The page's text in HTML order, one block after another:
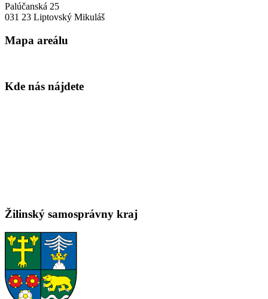
Palúčanská 25
031 23 Liptovský Mikuláš
Mapa areálu
Kde nás nájdete
Žilinský samosprávny kraj